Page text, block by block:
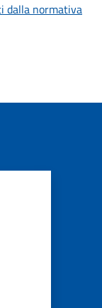
dalla normativa